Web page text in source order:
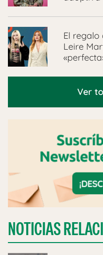
El
Leire
Ver
NOTICIAS